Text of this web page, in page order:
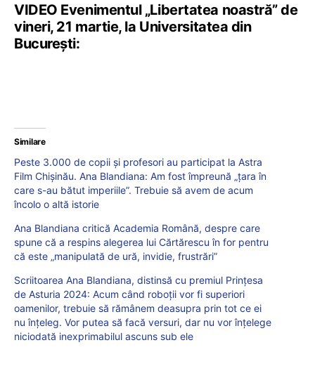
VIDEO Evenimentul „Libertatea noastră” de
vineri, 21 martie, la Universitatea din
București:
Similare
Peste 3.000 de copii și profesori au participat la Astra
Film Chișinău. Ana Blandiana: Am fost împreună „țara în
care s-au bătut imperiile”. Trebuie să avem de acum
încolo o altă istorie
Ana Blandiana critică Academia Română, despre care
spune că a respins alegerea lui Cărtărescu în for pentru
că este „manipulată de ură, invidie, frustrări”
Scriitoarea Ana Blandiana, distinsă cu premiul Prințesa
de Asturia 2024: Acum când roboții vor fi superiori
oamenilor, trebuie să rămânem deasupra prin tot ce ei
nu înțeleg. Vor putea să facă versuri, dar nu vor înțelege
niciodată inexprimabilul ascuns sub ele